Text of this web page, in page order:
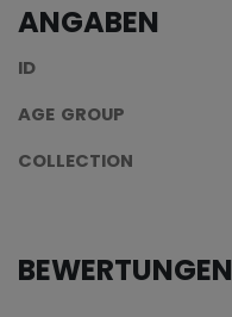
ANGABEN
ID
AGE GROUP
COLLECTION
BEWERTUNGEN